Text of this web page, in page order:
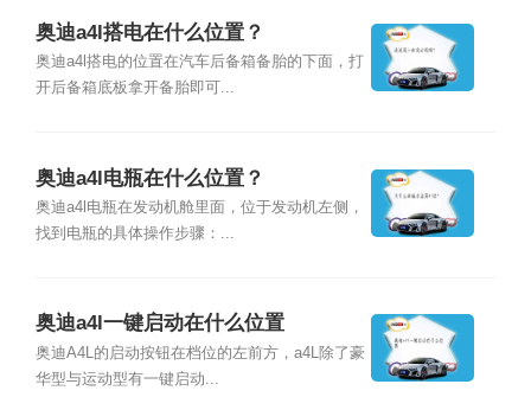
奥迪a4l搭电在什么位置？
奥迪a4l搭电的位置在汽车后备箱备胎的下面，打
开后备箱底板拿开备胎即可...
奥迪a4l电瓶在什么位置？
奥迪a4l电瓶在发动机舱里面，位于发动机左侧，
找到电瓶的具体操作步骤：...
奥迪a4l一键启动在什么位置
奥迪A4L的启动按钮在档位的左前方，a4L除了豪
华型与运动型有一键启动...